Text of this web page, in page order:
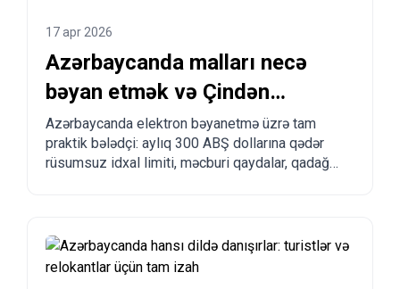
17 apr 2026
Azərbaycanda malları necə
bəyan etmək və Çindən
Azərbaycana necə sifariş
vermək olar?
Azərbaycanda elektron bəyanetmə üzrə tam
praktik bələdçi: aylıq 300 ABŞ dollarına qədər
rüsumsuz idxal limiti, məcburi qaydalar, qadağan